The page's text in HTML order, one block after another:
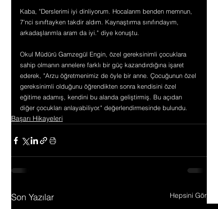
Kaba, "Derslerimi iyi dinliyorum. Hocalarım benden memnun,
7'nci sınıftayken takdir aldım. Kaynaştırma sınıfındayım,
arkadaşlarımla aram da iyi." diye konuştu.
Okul Müdürü Gamzegül Engin, özel gereksinimli çocuklara
sahip olmanın annelere farklı bir güç kazandırdığına işaret
ederek, "Arzu öğretmenimiz de öyle bir anne. Çocuğunun özel
gereksinimli olduğunu öğrendikten sonra kendisini özel
eğitime adamış, kendini bu alanda geliştirmiş. Bu açıdan
diğer çocukları anlayabiliyor." değerlendirmesinde bulundu.
Başarı Hikayeleri
Son Yazılar Hepsini Gör